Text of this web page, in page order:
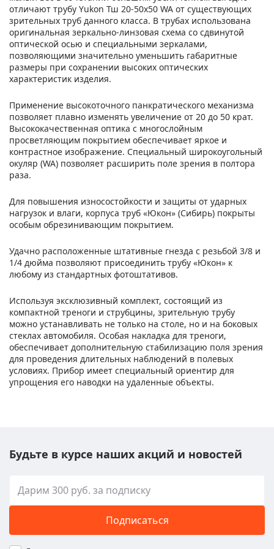
отличают трубу Yukon Тш 20-50x50 WA от существующих
зрительных труб данного класса. В трубах использована
оригинальная зеркально-линзовая схема со сдвинутой
оптической осью и специальными зеркалами,
позволяющими значительно уменьшить габаритные
размеры при сохранении высоких оптических
характеристик изделия.
Применение высокоточного панкратического механизма
позволяет плавно изменять увеличение от 20 до 50 крат.
Высококачественная оптика с многослойным
просветляющим покрытием обеспечивает яркое и
контрастное изображение. Специальный широкоугольный
окуляр (WA) позволяет расширить поле зрения в полтора
раза.
Для повышения износостойкости и защиты от ударных
нагрузок и влаги, корпуса труб «Юкон» (Сибирь) покрыты
особым обрезинивающим покрытием.
Удачно расположенные штативные гнезда с резьбой 3/8 и
1/4 дюйма позволяют присоединить трубу «Юкон» к
любому из стандартных фотоштативов.
Используя эксклюзивный комплект, состоящий из
компактной треноги и струбцины, зрительную трубу
можно устанавливать не только на столе, но и на боковых
стеклах автомобиля. Особая накладка для треноги,
обеспечивает дополнительную стабилизацию поля зрения
для проведения длительных наблюдений в полевых
условиях. Прибор имеет специальный ориентир для
упрощения его наводки на удаленные объекты.
Будьте в курсе наших акций и новостей
Подписаться